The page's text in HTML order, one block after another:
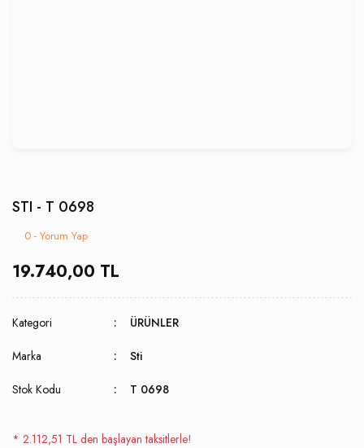
STI - T 0698
0 - Yorum Yap
19.740,00 TL
Kategori ÜRÜNLER
Marka Sti
Stok Kodu T 0698
* 2.112,51 TL den başlayan taksitlerle!